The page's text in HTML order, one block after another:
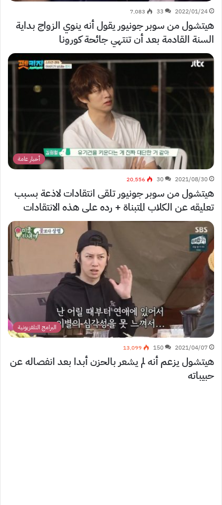
2022/01/24
33 7٬083
هيتشول من سوبر جونيور يقول أنه ينوي الزواج بداية
السنة القادمة بعد أن تنتهي جائحة كورونا
أخبار عامة
2021/08/30
30 20٬556
هيتشول من سوبر جونيور تلقى انتقادات لاذعة بسبب
تعليقه عن الكلاب المتبناة + رده على هذه الانتقادات
البرامج التلفزيونية
2021/04/07
150 13٬099
هيتشول يزعم أنه لم يشعر بالحزن أبدا بعد انفصاله عن
حبيباته